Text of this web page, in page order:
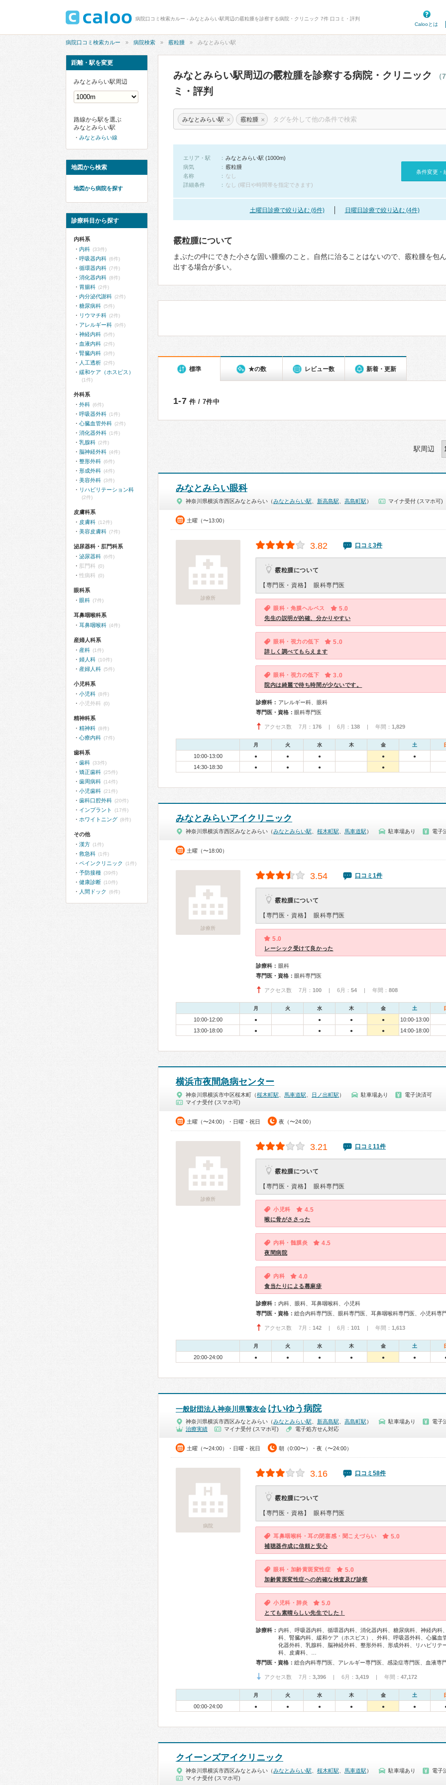
病院口コミ検索カルー - みなとみらい駅周辺の霰粒腫を診察する病院・クリニック 7件 口コミ・評判
Calooとは
病院口コミ検索カルー 病院検索 霰粒腫 みなとみらい駅
みなとみらい駅周辺の霰粒腫を診察する病院・クリニック
ミ・評判
みなとみらい駅 × 霰粒腫 ×
エリア・駅
みなとみらい駅 (1000m)
病気
霰粒腫
名称
なし
詳細条件
なし (曜日や時間帯を指定できます)
条件変更・
土曜日診療で絞り込む (6件) 日曜日診療で絞り込む (4件)
霰粒腫について
まぶたの中にできた小さな固い腫瘤のこと。自然に治ることはないので、霰粒腫を包
出する場合が多い。
標準 ★の数 レビュー数 新着・更新
1-7 件 / 7件中
駅周辺
みなとみらい眼科
神奈川県横浜市西区みなとみらい（みなとみらい駅 新高島駅 高島町駅 ） マイナ受付 (スマホ可)
土曜（〜13:00）
診療所
3.82 口コミ3件
霰粒腫について
【専門医・資格】 眼科専門医
眼科・角膜ヘルペス 5.0
先生の説明が的確、分かりやすい
眼科・視力の低下 5.0
詳しく調べてもらえます
眼科・視力の低下 3.0
院内は綺麗で待ち時間が少ないです。
診療科： アレルギー科、眼科
専門医・資格： 眼科専門医
アクセス数 7月： 176 | 6月： 138 | 年間： 1,829
月 火 水 木 金 土
10:00-13:00 ● ● ● ● ●
14:30-18:30 ● ● ● ●
みなとみらいアイクリニック
神奈川県横浜市西区みなとみらい（みなとみらい駅 桜木町駅 馬車道駅 ） 駐車場あり 電子
土曜（〜18:00）
診療所
3.54 口コミ1件
霰粒腫について
【専門医・資格】 眼科専門医
5.0
レーシック受けて良かった
診療科： 眼科
専門医・資格： 眼科専門医
アクセス数 7月： 100 | 6月： 54 | 年間： 808
月 火 水 木 金 土
10:00-12:00 ● ● ● ●
10:00-13:00
13:00-18:00
● ● ● ● 14:00-18:00
横浜市夜間急病センター
神奈川県横浜市中区桜木町（桜木町駅 馬車道駅 日ノ出町駅 ） 駐車場あり
電子決済可
マイナ受付 (スマホ可)
土曜（〜24:00）・日曜・祝日 夜（〜24:00）
診療所
3.21 口コミ11件
霰粒腫について
【専門医・資格】 眼科専門医
小児科 4.5
喉に骨がささった
内科・髄膜炎 4.5
夜間病院
内科 4.0
食当たりによる蕁麻疹
診療科： 内科、眼科、耳鼻咽喉科、小児科
専門医・資格： 総合内科専門医、眼科専門医、耳鼻咽喉科専門医、小児科専
アクセス数 7月： 142 | 6月： 101 | 年間： 1,613
月 火 水 木 金 土
20:00-24:00 ● ● ● ● ● ●
一般財団法人神奈川県警友会 けいゆう病院
神奈川県横浜市西区みなとみらい（みなとみらい駅 新高島駅 高島町駅 ） 駐車場あり
電子
治療実績
マイナ受付 (スマホ可) 電子処方せん対応
土曜（〜24:00）・日曜・祝日 朝（0:00〜）・夜（〜24:00）
病院
3.16 口コミ58件
霰粒腫について
【専門医・資格】 眼科専門医
耳鼻咽喉科・耳の閉塞感・聞こえづらい 5.0
補聴器作成に信頼と安心
眼科・加齢黄斑変性症 5.0
加齢黄斑変性症への的確な検査及び診察
小児科・肺炎 5.0
とても素晴らしい先生でした！
診療科： 内科、呼吸器内科、循環器内科、消化器内科、糖尿病科、神経内科
科、腎臓内科、緩和ケア（ホスピス）、外科、呼吸器外科、心臓血
化器外科、乳腺科、脳神経外科、整形外科、形成外科、リハビリテ
科、皮膚科、…
専門医・資格：
アクセス数 7月： 3,396 | 6月： 3,419 | 年間： 47,172
月 火 水 木 金 土
00:00-24:00 ● ● ● ● ● ●
クイーンズアイクリニック
神奈川県横浜市西区みなとみらい（みなとみらい駅 桜木町駅 馬車道駅 ） 駐車場あり
電子
マイナ受付 (スマホ可)
距離・駅を変更
みなとみらい駅周辺
路線から駅を選ぶ
みなとみらい駅
みなとみらい線
地図から検索
地図から病院を探す
診療科目から探す
内科系
内科 (33件)
呼吸器内科 (6件)
循環器内科 (7件)
消化器内科 (8件)
胃腸科 (2件)
内分泌代謝科 (2件)
糖尿病科 (5件)
リウマチ科 (2件)
アレルギー科 (9件)
神経内科 (5件)
血液内科 (2件)
腎臓内科 (3件)
人工透析 (2件)
緩和ケア（ホスピス）
(1件)
外科系
外科 (6件)
呼吸器外科 (1件)
心臓血管外科 (2件)
消化器外科 (1件)
乳腺科 (2件)
脳神経外科 (4件)
整形外科 (6件)
形成外科 (4件)
美容外科 (3件)
リハビリテーション科
(2件)
皮膚科系
皮膚科 (12件)
美容皮膚科 (7件)
泌尿器科・肛門科系
泌尿器科 (6件)
肛門科 (0)
性病科 (0)
眼科系
眼科 (7件)
耳鼻咽喉科系
耳鼻咽喉科 (4件)
産婦人科系
産科 (1件)
婦人科 (10件)
産婦人科 (5件)
小児科系
小児科 (8件)
小児外科 (0)
精神科系
精神科 (8件)
心療内科 (7件)
歯科系
歯科 (33件)
矯正歯科 (25件)
歯周病科 (14件)
小児歯科 (21件)
歯科口腔外科 (20件)
インプラント (17件)
ホワイトニング (8件)
その他
漢方 (1件)
救急科 (1件)
ペインクリニック (1件)
予防接種 (39件)
健康診断 (10件)
人間ドック (6件)